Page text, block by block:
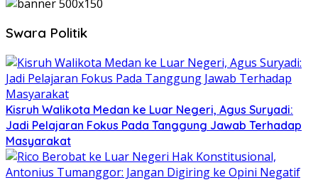
Swara Politik
Kisruh Walikota Medan ke Luar Negeri, Agus Suryadi:
Jadi Pelajaran Fokus Pada Tanggung Jawab Terhadap
Masyarakat